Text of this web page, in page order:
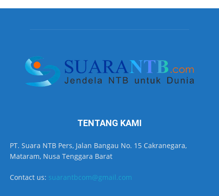
TENTANG KAMI
PT. Suara NTB Pers, Jalan Bangau No. 15 Cakranegara,
Mataram, Nusa Tenggara Barat
Contact us: suarantbcom@gmail.com